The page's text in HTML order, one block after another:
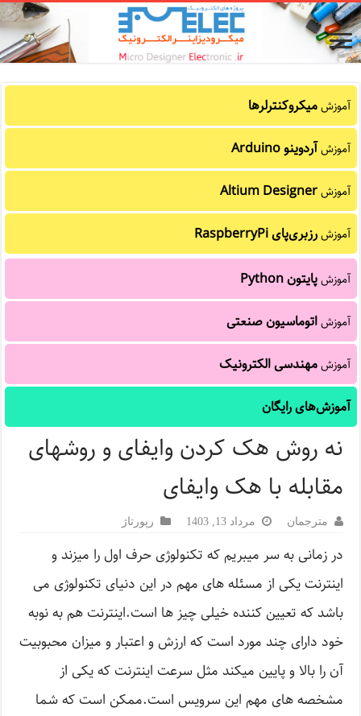
آموزشمیکروکنترلرها
آموزشآردوینو Arduino
آموزشAltium Designer
آموزشرزبری‌پای RaspberryPi
آموزشپایتون Python
آموزشاتوماسیون صنعتی
آموزشمهندسی الکترونیک
آموزش‌های رایگان
نه روش هک کردن وایفای و روشهای
مقابله با هک وایفای
مترجمان مرداد 13, 1403 رپورتاژ‌
در زمانی به سر میبریم که تکنولوژی حرف اول را میزند و
اینترنت یکی از مسئله های مهم در این دنیای تکنولوژی می
باشد که تعیین کننده خیلی چیز ها است.اینترنت هم به نوبه
خود دارای چند مورد است که ارزش و اعتبار و میزان محبوبیت
آن را بالا و پایین میکند مثل سرعت اینترنت که یکی از
مشخصه های مهم این سرویس است.ممکن است که شما